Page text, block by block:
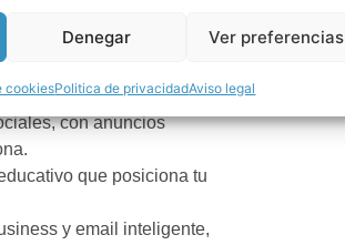
Denegar Ver preferencias
cookiesPolitica de privacidadAviso legal
Barcelona
busca «dentista en
con anuncios
que posiciona tu
y email inteligente,